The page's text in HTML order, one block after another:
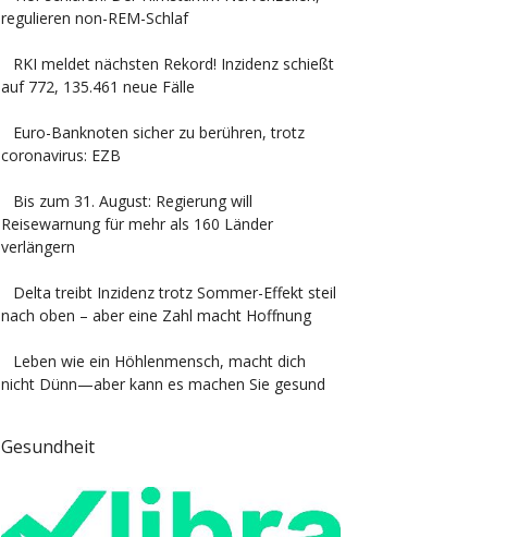
regulieren non-REM-Schlaf
RKI meldet nächsten Rekord! Inzidenz schießt
auf 772, 135.461 neue Fälle
Euro-Banknoten sicher zu berühren, trotz
coronavirus: EZB
Bis zum 31. August: Regierung will
Reisewarnung für mehr als 160 Länder
verlängern
Delta treibt Inzidenz trotz Sommer-Effekt steil
nach oben – aber eine Zahl macht Hoffnung
Leben wie ein Höhlenmensch, macht dich
nicht Dünn—aber kann es machen Sie gesund
Gesundheit